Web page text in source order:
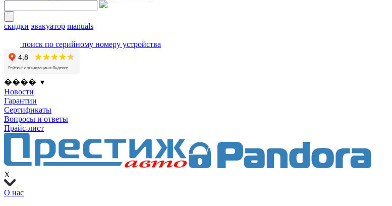
скидки эвакуатор manuals
поиск по серийному номеру устройства
���� ▾
Новости
Гарантии
Сертификаты
Вопросы и ответы
Прайс-лист
X
О нас